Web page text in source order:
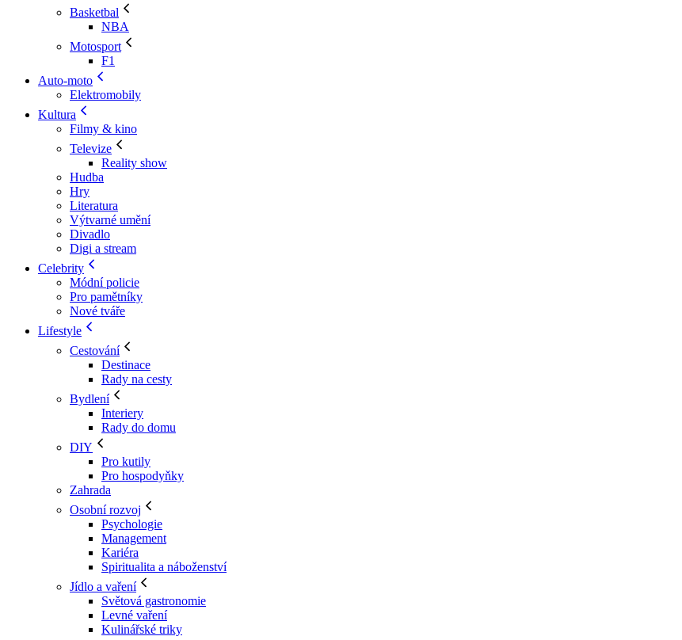
Basketbal
NBA
Motosport
F1
Auto-moto
Elektromobily
Kultura
Filmy & kino
Televize
Reality show
Hudba
Hry
Literatura
Výtvarné umění
Divadlo
Digi a stream
Celebrity
Módní policie
Pro pamětníky
Nové tváře
Lifestyle
Cestování
Destinace
Rady na cesty
Bydlení
Interiery
Rady do domu
DIY
Pro kutily
Pro hospodyňky
Zahrada
Osobní rozvoj
Psychologie
Management
Kariéra
Spiritualita a náboženství
Jídlo a vaření
Světová gastronomie
Levné vaření
Kulinářské triky